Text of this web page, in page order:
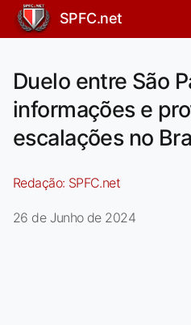
SPFC.net
Duelo entre São
informações e
escalações no
Redação: SPFC.net
26 de Junho de 2024